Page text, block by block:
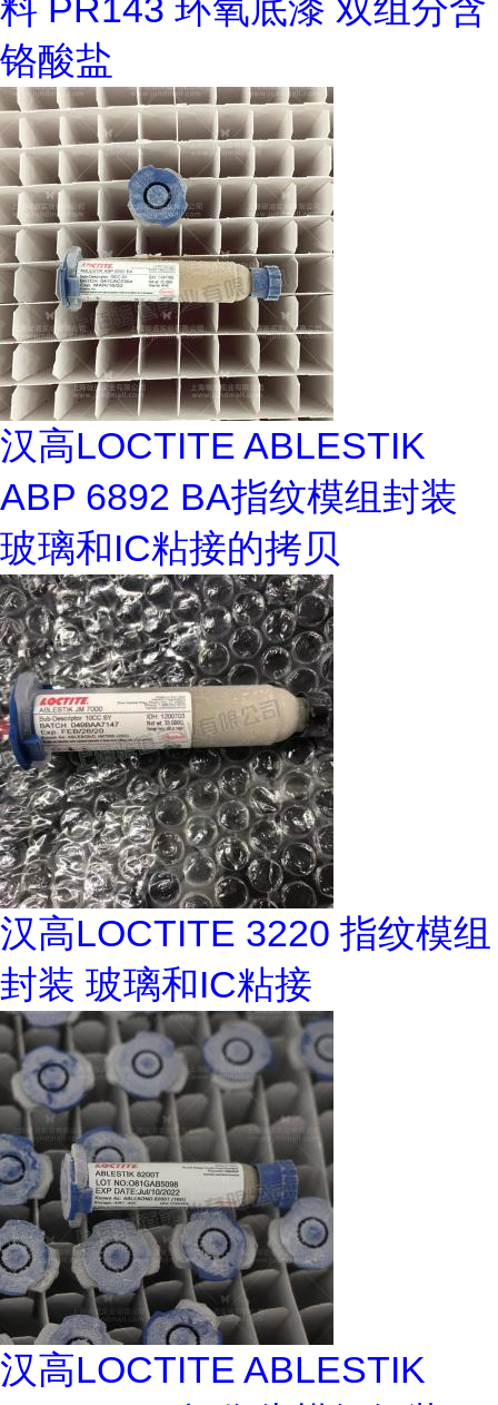
料 PR143 环氧底漆 双组分含
铬酸盐
汉高LOCTITE ABLESTIK
ABP 6892 BA指纹模组封装
玻璃和IC粘接的拷贝
汉高LOCTITE 3220 指纹模组
封装 玻璃和IC粘接
汉高LOCTITE ABLESTIK